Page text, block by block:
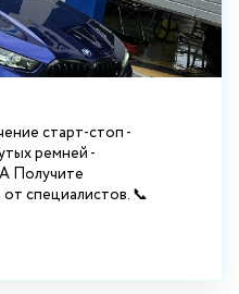
старт-стоп -
ремней -
Получите
специалистов. 📞